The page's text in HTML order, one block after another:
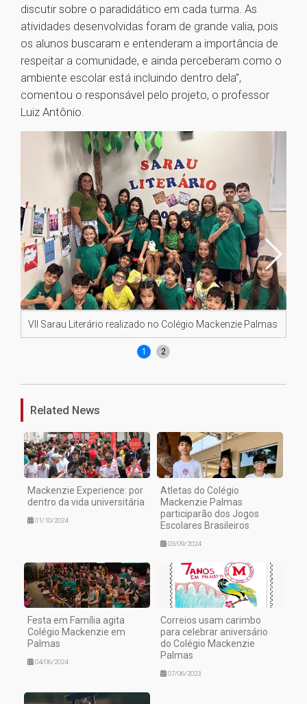
discutir sobre o paradidático em cada turma. As
atividades desenvolvidas foram de grande valia, pois
os alunos buscaram e entenderam a importância de
respeitar a comunidade, e ainda perceberam como o
ambiente escolar está incluindo dentro dela”,
comentou o responsável pelo projeto, o professor
Luiz Antônio.
VII Sarau Literário realizado no Colégio Mackenzie Palmas
1 2
Related News
Mackenzie Experience: por
dentro da vida universitária
01/10/2024
Atletas do Colégio
Mackenzie Palmas
participarão dos Jogos
Escolares Brasileiros
03/09/2024
Festa em Família agita
Colégio Mackenzie em
Palmas
04/06/2024
Correios usam carimbo
para celebrar aniversário
do Colégio Mackenzie
Palmas
07/06/2023